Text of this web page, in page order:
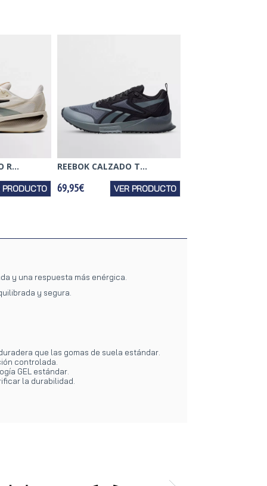
R...
PRODUCTO
REEBOK CALZADO T...
69,95€ VER PRODUCTO
y una respuesta más enérgica.
y segura.
que las gomas de suela estándar.
controlada.
GEL estándar.
la durabilidad.